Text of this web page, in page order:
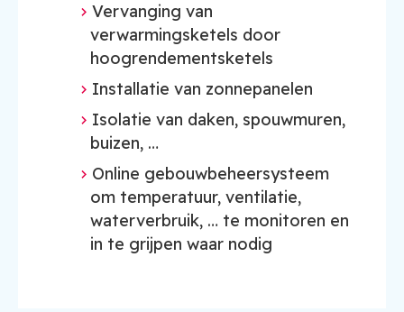
Vervanging van
verwarmingsketels door
hoogrendementsketels
Installatie van zonnepanelen
Isolatie van daken, spouwmuren,
buizen, …
Online gebouwbeheersysteem
om temperatuur, ventilatie,
waterverbruik, … te monitoren en
in te grijpen waar nodig